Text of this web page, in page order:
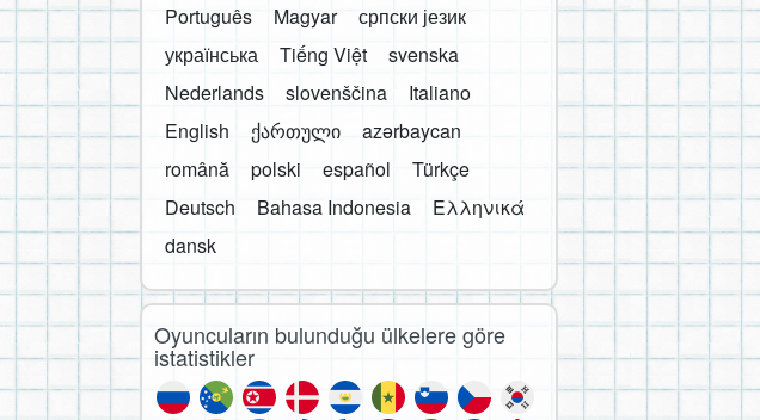
Português
Magyar
српски језик
українська
Tiếng Việt
svenska
Nederlands
slovenščina
Italiano
English
ქართული
azərbaycan
română
polski español
Türkçe
Deutsch
Bahasa Indonesia
Ελληνικά
dansk
Oyuncuların bulunduğu ülkelere göre
istatistikler